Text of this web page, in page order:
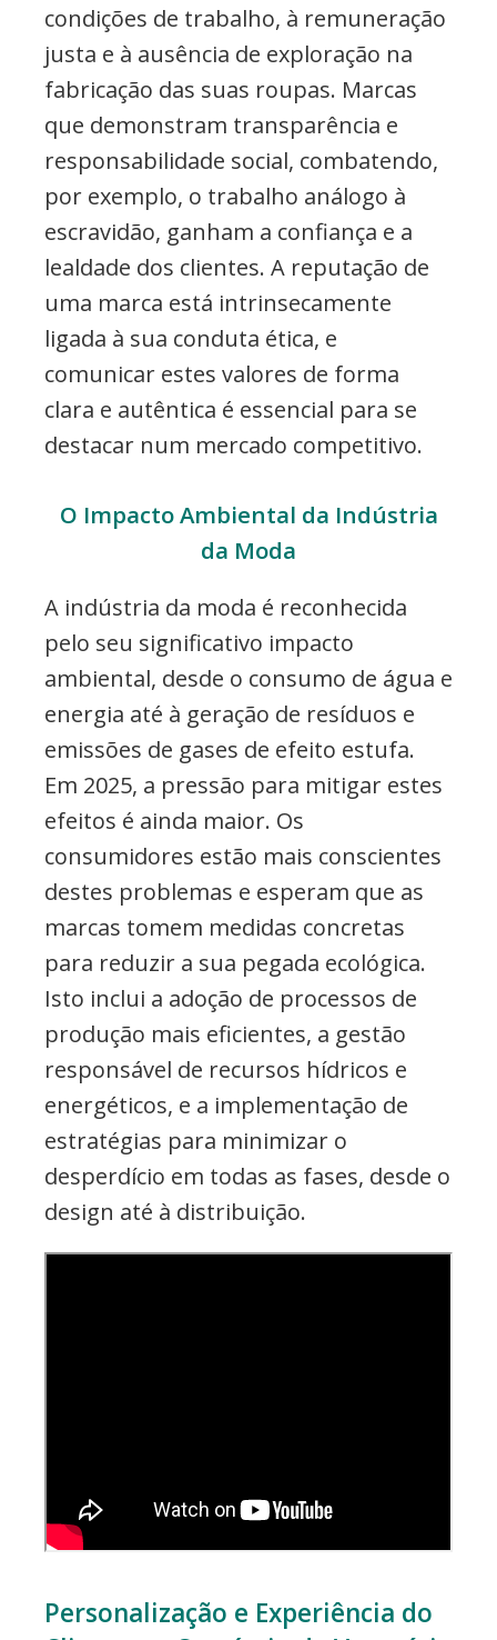
condições de trabalho, à remuneração
justa e à ausência de exploração na
fabricação das suas roupas. Marcas
que demonstram transparência e
responsabilidade social, combatendo,
por exemplo, o trabalho análogo à
escravidão, ganham a confiança e a
lealdade dos clientes. A reputação de
uma marca está intrinsecamente
ligada à sua conduta ética, e
comunicar estes valores de forma
clara e autêntica é essencial para se
destacar num mercado competitivo.
O Impacto Ambiental da Indústria
da Moda
A indústria da moda é reconhecida
pelo seu significativo impacto
ambiental, desde o consumo de água e
energia até à geração de resíduos e
emissões de gases de efeito estufa.
Em 2025, a pressão para mitigar estes
efeitos é ainda maior. Os
consumidores estão mais conscientes
destes problemas e esperam que as
marcas tomem medidas concretas
para reduzir a sua pegada ecológica.
Isto inclui a adoção de processos de
produção mais eficientes, a gestão
responsável de recursos hídricos e
energéticos, e a implementação de
estratégias para minimizar o
desperdício em todas as fases, desde o
design até à distribuição.
Personalização e Experiência do